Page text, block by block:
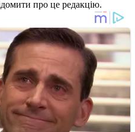
про це редакцію.